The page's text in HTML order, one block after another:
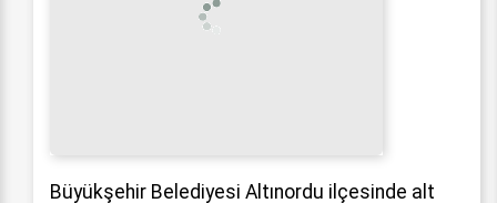
Büyükşehir Belediyesi Altınordu ilçesinde alt